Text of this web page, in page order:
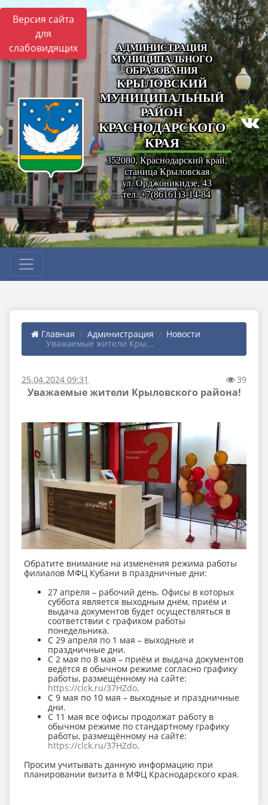
Версия сайта
для
слабовидящих
АДМИНИСТРАЦИЯ
МУНИЦИПАЛЬНОГО
ОБРАЗОВАНИЯ
КРЫЛОВСКИЙ
МУНИЦИПАЛЬНЫЙ
РАЙОН
КРАСНОДАРСКОГО
КРАЯ
352080, Краснодарский край,
станица Крыловская
ул. Орджоникидзе, 43
тел. +7(86161)3-14-84
Главная Администрация
Новости
​ Уважаемые жители Кры...
25.04.2024 09:31 39
​ Уважаемые жители Крыловского района! ​
Обратите внимание на изменения режима работы
филиалов МФЦ Кубани в праздничные дни:
27 апреля – рабочий день. Офисы в которых
суббота является выходным днём, приём и
выдача документов будет осуществляться в
соответствии с графиком работы
понедельника.
С 29 апреля по 1 мая – выходные и
праздничные дни.
С 2 мая по 8 мая – приём и выдача документов
ведётся в обычном режиме согласно графику
работы, размещённому на сайте:
https://clck.ru/37HZdo.
С 9 мая по 10 мая – выходные и праздничные
дни.
С 11 мая все офисы продолжат работу в
обычном режиме по стандартному графику
работы, размещённому на сайте:
https://clck.ru/37HZdo.
Просим учитывать данную информацию при
планировании визита в МФЦ Краснодарского края.